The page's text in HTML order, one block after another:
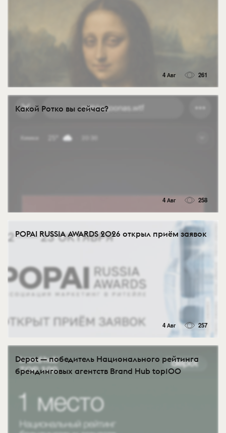
4 Авг 261
Какой Ротко вы сейчас?
4 Авг 258
POPAI RUSSIA AWARDS 2026 открыл приём заявок
4 Авг 257
Depot — победитель Национального рейтинга
брендинговых агентств Brand Hub top100